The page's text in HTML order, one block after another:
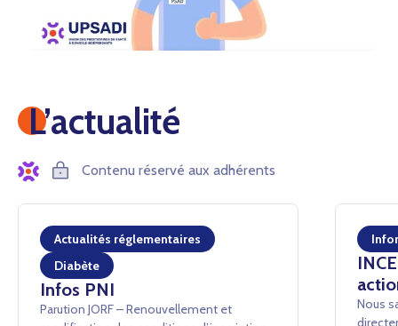
L’actualité
Contenu réservé aux adhérents
Actualités réglementaires
Diabète
Infos PNI
Parution JORF – Renouvellement et
Nous